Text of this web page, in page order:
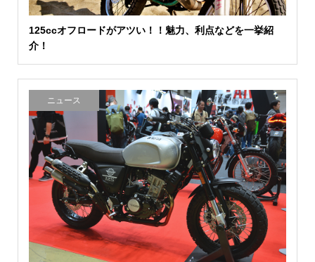
125ccオフロードがアツい！！魅力、利点などを一挙紹
介！
ニュース